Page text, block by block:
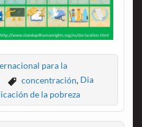
para la
concentración, Dia
de la pobreza